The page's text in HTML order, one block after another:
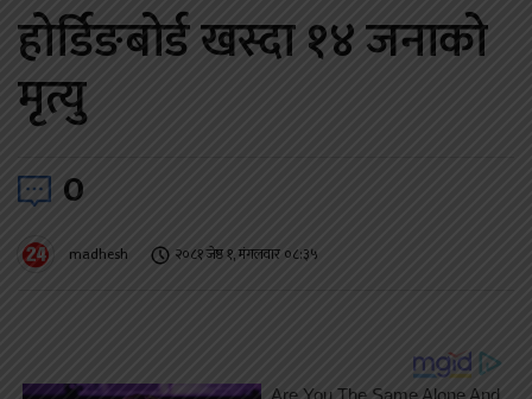
होर्डिङबोर्ड खस्दा १४ जनाको
मृत्यु
0
madhesh २०८१ जेष्ठ १, मंगलवार ०८:३५